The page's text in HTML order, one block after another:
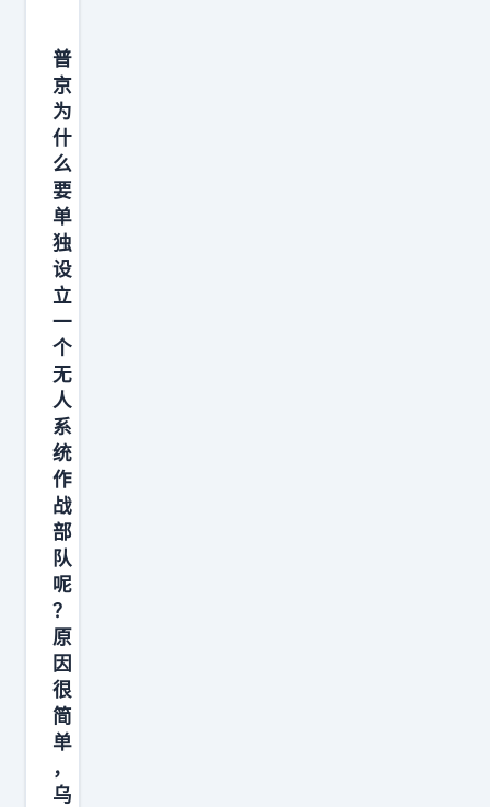
普
京
为
什
么
要
单
独
设
立
一
个
无
人
系
统
作
战
部
队
呢
？
原
因
很
简
单
，
乌